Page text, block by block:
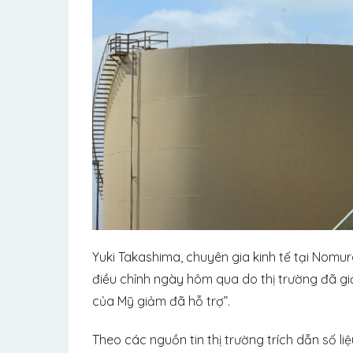
Yuki Takashima, chuyên gia kinh tế tại
điều chỉnh ngày hôm qua do thị trường đã
của Mỹ giảm đã hỗ trợ”.
Theo các nguồn tin thị trường trích dẫn số